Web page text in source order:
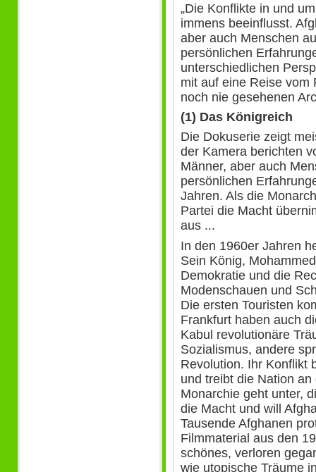
„Die Konflikte in und
immens beeinflusst.
aber auch Menschen
persönlichen
unterschiedlichen
mit auf eine Reise vom
noch nie gesehenen
(1) Das Königreich
Die Dokuserie zeigt
der Kamera berichten
Männer, aber auch
persönlichen
Jahren. Als die
Partei die Macht
aus ...
In den 1960er Jahren
Sein König,
Demokratie und die
Modenschauen und
Die ersten Touristen
Frankfurt haben auch
Kabul revolutionäre
Sozialismus, andere
Revolution. Ihr Konflikt
und treibt die Nation
Monarchie geht unter,
die Macht und will
Tausende Afghanen
Filmmaterial aus den
schönes, verloren
wie utopische Träume